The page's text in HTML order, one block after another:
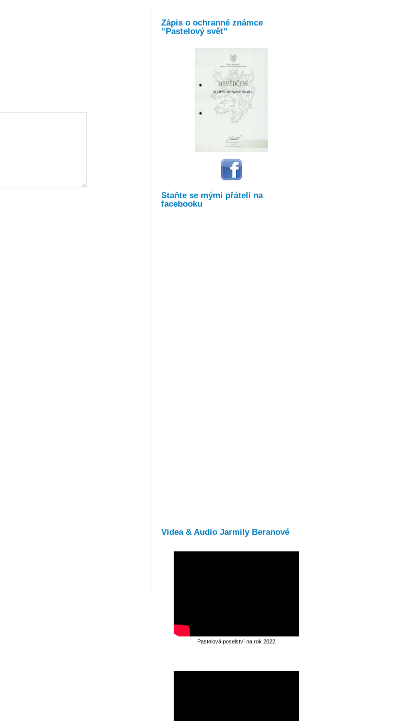
Zápis o ochranné známce
“Pastelový svět”
Staňte se mými přáteli na
facebooku
Videa & Audio Jarmily Beranové
Pastelová poselství na rok 2022